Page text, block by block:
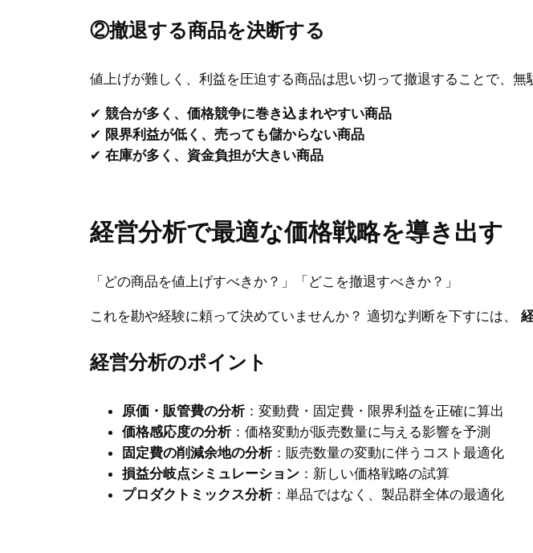
②撤退する商品を決断する
値上げが難しく、利益を圧迫する商品は思い切って撤退することで、無
✔ 競合が多く、価格競争に巻き込まれやすい商品
✔ 限界利益が低く、売っても儲からない商品
✔ 在庫が多く、資金負担が大きい商品
経営分析で最適な価格戦略を導き出す
「どの商品を値上げすべきか？」「どこを撤退すべきか？」
これを勘や経験に頼って決めていませんか？ 適切な判断を下すには、
経営分析のポイント
原価・販管費の分析：変動費・固定費・限界利益を正確に算出
価格感応度の分析：価格変動が販売数量に与える影響を予測
固定費の削減余地の分析：販売数量の変動に伴うコスト最適化
損益分岐点シミュレーション ：新しい価格戦略の試算
プロダクトミックス分析：単品ではなく、製品群全体の最適化